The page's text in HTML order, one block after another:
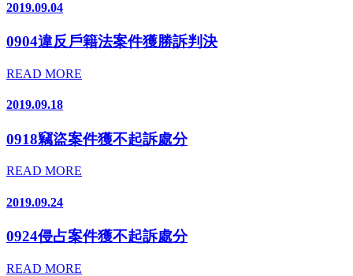
2019.09.04
0904違反戶籍法案件獲勝訴判決
READ MORE
2019.09.18
0918竊盜案件獲不起訴處分
READ MORE
2019.09.24
0924侵占案件獲不起訴處分
READ MORE